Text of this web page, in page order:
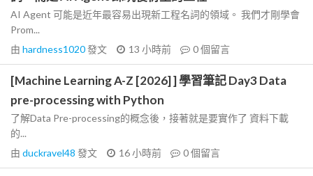
AI Agent 可能是近年最容易出現新工程名詞的領域。 我們才剛學會
Prom...
由 hardness1020發文 13 小時前 0個留言
[Machine Learning A-Z [2026] ] 學習筆記 Day3 Data
pre-processing with Python
了解Data Pre-processing的概念後，接著就是要實作了 資料下載
的...
由 duckravel48 發文 16 小時前 0個留言